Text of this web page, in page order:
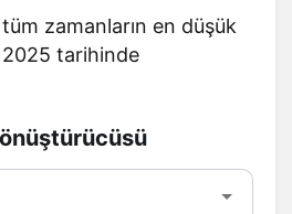
zamanların en düşük
tarihinde